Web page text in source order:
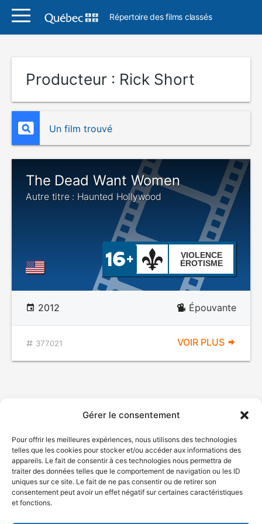
Gérer le consentement
Pour offrir les meilleures expériences, nous utilisons des technologies
telles que les cookies pour stocker et/ou accéder aux informations des
appareils. Le fait de consentir à ces technologies nous permettra de
traiter des données telles que le comportement de navigation ou les ID
uniques sur ce site. Le fait de ne pas consentir ou de retirer son
consentement peut avoir un effet négatif sur certaines caractéristiques
et fonctions.
Répertoire des films classés
Producteur : Rick Short
Un film trouvé
The Dead Want Women
Autre titre : Haunted Hollywood
VIOLENCE
ÉROTISME
2012 Épouvante
377021 VOIR PLUS